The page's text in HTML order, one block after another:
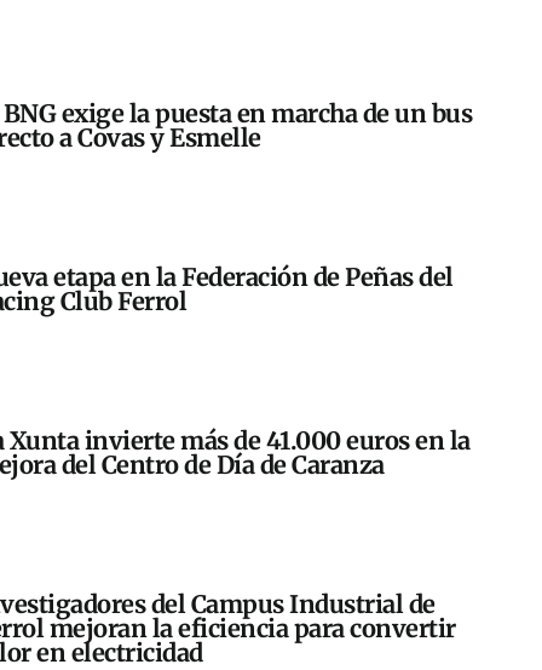
exige la puesta en marcha de un bus
a Covas y Esmelle
etapa en la Federación de Peñas del
Club Ferrol
Xunta invierte más de 41.000 euros en la
del Centro de Día de Caranza
del Campus Industrial de
mejoran la eficiencia para convertir
en electricidad